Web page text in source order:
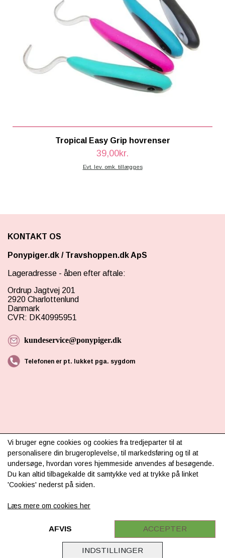
Tropical Easy Grip hovrenser
39,00kr.
Evt. lev. omk. tillægges
KONTAKT OS
Ponypiger.dk / Travshoppen.dk ApS
Lageradresse - åben efter aftale:
Ordrup Jagtvej 201
2920 Charlottenlund
Danmark
CVR: DK40995951
kundeservice@ponypiger.dk
Telefonen er pt. lukket pga. sygdom
INFORMATION
Om os
Levering & betaling
Retur
Samarbejde
Vi bruger egne cookies og cookies fra tredjeparter til at
personalisere din brugeroplevelse, til markedsføring og til at
undersøge, hvordan vores hjemmeside anvendes af besøgende.
Du kan altid tilbagekalde dit samtykke ved at trykke på linket
'Cookies' nederst på siden.
Læs mere om cookies her
INDSTILLINGER
AFVIS ACCEPTER